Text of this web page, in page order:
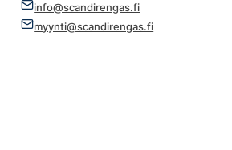
info@scandirengas.fi
myynti@scandirengas.fi